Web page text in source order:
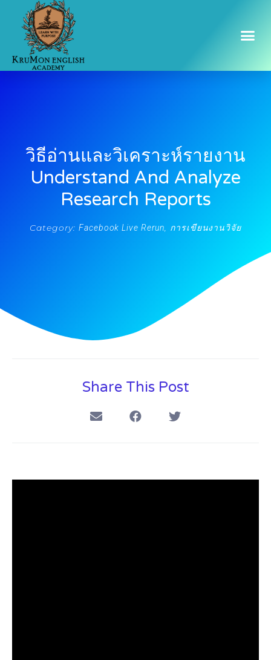
วิธีอ่านและวิเคราะห์รายงาน
Understand And Analyze
Research Reports
Category: Facebook Live Rerun, การเขียนงานวิจัย
Share This Post